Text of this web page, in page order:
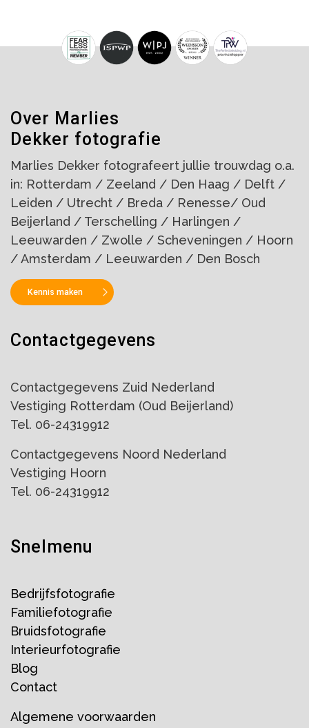
Over Marlies
Dekker fotografie
Marlies Dekker fotografeert jullie trouwdag o.a.
in: Rotterdam / Zeeland / Den Haag / Delft /
Leiden / Utrecht / Breda / Renesse/ Oud
Beijerland / Terschelling / Harlingen /
Leeuwarden / Zwolle / Scheveningen / Hoorn
/ Amsterdam / Leeuwarden / Den Bosch
Kennis maken
Contactgegevens
Contactgegevens Zuid Nederland
Vestiging Rotterdam (Oud Beijerland)
Tel. 06-24319912
Contactgegevens Noord Nederland
Vestiging Hoorn
Tel. 06-24319912
Snelmenu
Bedrijfsfotografie
Familiefotografie
Bruidsfotografie
Interieurfotografie
Blog
Contact
Algemene voorwaarden